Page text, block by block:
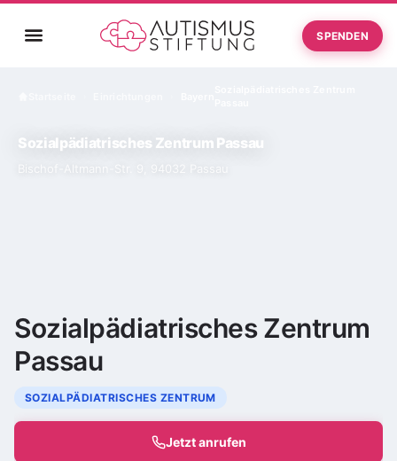
SPENDEN
Sozialpädiatrisches Zentrum Passau
Bischof-Altmann-Str. 9, 94032 Passau
Sozialpädiatrisches Zentrum
Passau
SOZIALPÄDIATRISCHES ZENTRUM
Jetzt anrufen